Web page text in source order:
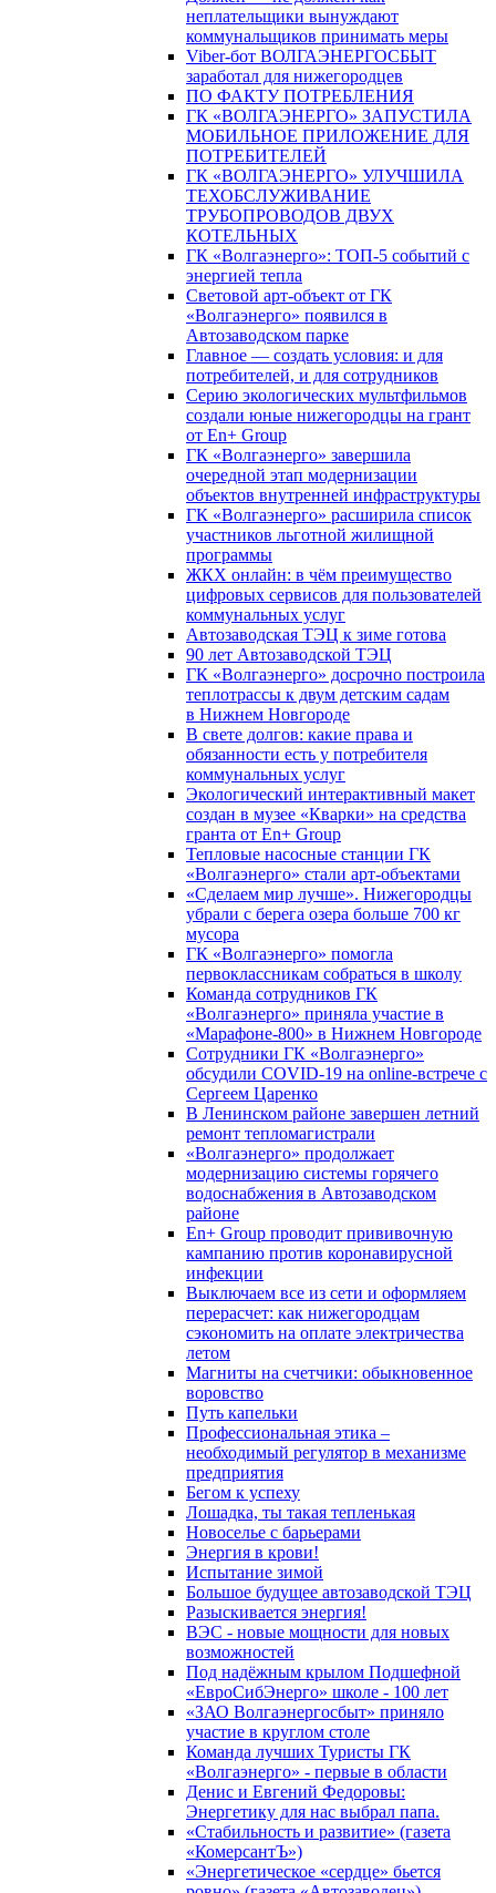
неплательщики вынуждают
коммунальщиков принимать меры
Viber-бот ВОЛГАЭНЕРГОСБЫТ
заработал для нижегородцев
ПО ФАКТУ ПОТРЕБЛЕНИЯ
ГК «ВОЛГАЭНЕРГО» ЗАПУСТИЛА
МОБИЛЬНОЕ ПРИЛОЖЕНИЕ ДЛЯ
ПОТРЕБИТЕЛЕЙ
ГК «ВОЛГАЭНЕРГО» УЛУЧШИЛА
ТЕХОБСЛУЖИВАНИЕ
ТРУБОПРОВОДОВ ДВУХ
КОТЕЛЬНЫХ
ГК «Волгаэнерго»: ТОП-5 событий с
энергией тепла
Световой арт-объект от ГК
«Волгаэнерго» появился в
Автозаводском парке
Главное — создать условия: и для
потребителей, и для сотрудников
Серию экологических мультфильмов
создали юные нижегородцы на грант
от En+ Group
ГК «Волгаэнерго» завершила
очередной этап модернизации
объектов внутренней инфраструктуры
ГК «Волгаэнерго» расширила список
участников льготной жилищной
программы
ЖКХ онлайн: в чём преимущество
цифровых сервисов для пользователей
коммунальных услуг
Автозаводская ТЭЦ к зиме готова
90 лет Автозаводской ТЭЦ
ГК «Волгаэнерго» досрочно построила
теплотрассы к двум детским садам
в Нижнем Новгороде
В свете долгов: какие права и
обязанности есть у потребителя
коммунальных услуг
Экологический интерактивный макет
создан в музее «Кварки» на средства
гранта от En+ Group
Тепловые насосные станции ГК
«Волгаэнерго» стали арт-объектами
«Сделаем мир лучше». Нижегородцы
убрали с берега озера больше 700 кг
мусора
ГК «Волгаэнерго» помогла
первоклассникам собраться в школу
Команда сотрудников ГК
«Волгаэнерго» приняла участие в
«Марафоне-800» в Нижнем Новгороде
Сотрудники ГК «Волгаэнерго»
обсудили COVID-19 на online-встрече с
Сергеем Царенко
В Ленинском районе завершен летний
ремонт тепломагистрали
«Волгаэнерго» продолжает
модернизацию системы горячего
водоснабжения в Автозаводском
районе
En+ Group проводит прививочную
кампанию против коронавирусной
инфекции
Выключаем все из сети и оформляем
перерасчет: как нижегородцам
сэкономить на оплате электричества
летом
Магниты на счетчики: обыкновенное
воровство
Путь капельки
Профессиональная этика –
необходимый регулятор в механизме
предприятия
Бегом к успеху
Лошадка, ты такая тепленькая
Новоселье с барьерами
Энергия в крови!
Испытание зимой
Большое будущее автозаводской ТЭЦ
Разыскивается энергия!
ВЭС - новые мощности для новых
возможностей
Под надёжным крылом Подшефной
«ЕвроСибЭнерго» школе - 100 лет
«ЗАО Волгаэнергосбыт» приняло
участие в круглом столе
Команда лучших Туристы ГК
«Волгаэнерго» - первые в области
Денис и Евгений Федоровы:
Энергетику для нас выбрал папа.
«Стабильность и развитие» (газета
«КомерсантЪ»)
«Энергетическое «сердце» бьется